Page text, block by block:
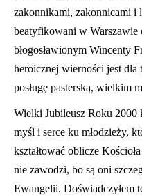
zakonnikami, zakonnicami i
beatyfikowani w Warszawie
błogosławionym Wincenty
heroicznej wierności jest
posługę pasterską, wielkim
Wielki Jubileusz Roku 2000
myśl i serce ku młodzieży,
kształtować oblicze
nie zawodzi, bo są oni
Ewangelii. Doświadczyłem